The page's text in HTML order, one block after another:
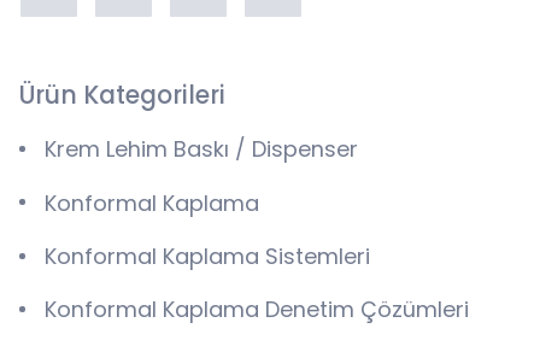
Ürün Kategorileri
Krem Lehim Baskı / Dispenser
Konformal Kaplama
Konformal Kaplama Sistemleri
Konformal Kaplama Denetim Çözümleri